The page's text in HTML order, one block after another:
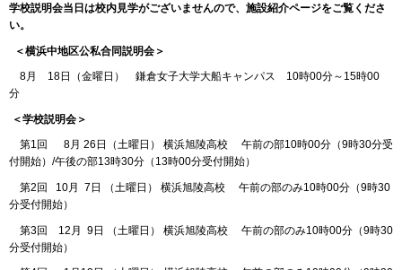
学校説明会当日は校内見学がございませんので、施設紹介ページをご覧くださ
い。
＜横浜中地区公私合同説明会＞
8月 18日（金曜日） 鎌倉女子大学大船キャンパス 10時00分～15時00
分
＜学校説明会＞
第1回 8月 26日（土曜日） 横浜旭陵高校 午前の部10時00分（9時30分受
付開始）/午後の部13時30分（13時00分受付開始）
第2回 10月 7日 （土曜日） 横浜旭陵高校 午前の部のみ10時00分（9時30
分受付開始）
第3回 12月 9日 （土曜日） 横浜旭陵高校 午前の部のみ10時00分（9時30
分受付開始）